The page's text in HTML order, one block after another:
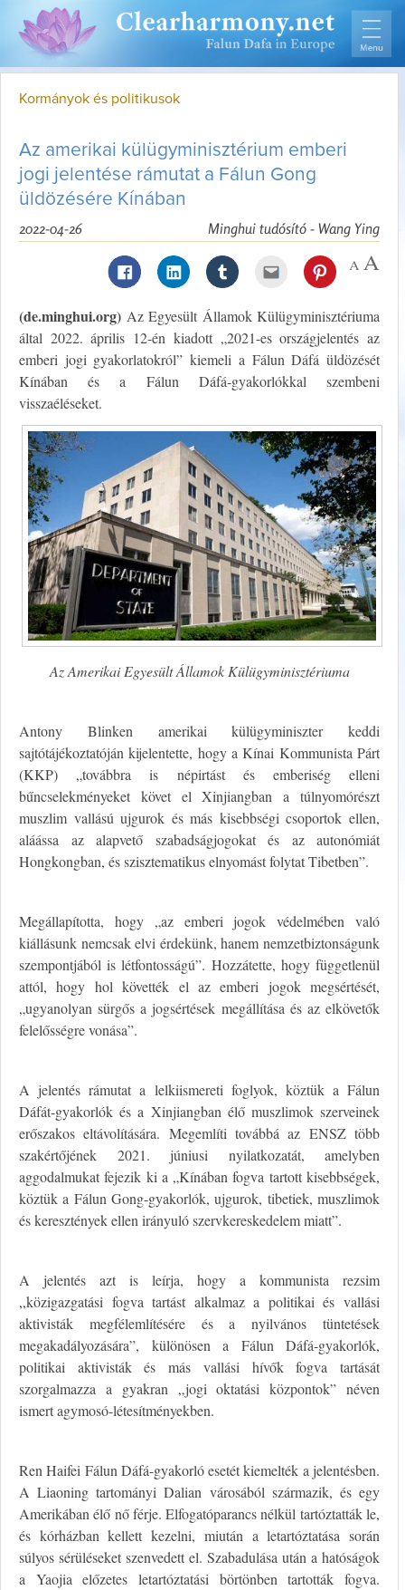
Kormányok és politikusok
Az amerikai külügyminisztérium emberi
jogi jelentése rámutat a Fálun Gong
üldözésére Kínában
Minghui tudósító - Wang Ying
2022-04-26
(de.minghui.org) Az Egyesült Államok Külügyminisztériuma
által 2022. április 12-én kiadott „2021-es országjelentés az
emberi jogi gyakorlatokról” kiemeli a Fálun Dáfá üldözését
Kínában és a Fálun Dáfá-gyakorlókkal szembeni
visszaéléseket.
Az Amerikai Egyesült Államok Külügyminisztériuma
Antony Blinken amerikai külügyminiszter keddi
sajtótájékoztatóján kijelentette, hogy a Kínai Kommunista Párt
(KKP) „továbbra is népirtást és emberiség elleni
bűncselekményeket követ el Xinjiangban a túlnyomórészt
muszlim vallású ujgurok és más kisebbségi csoportok ellen,
aláássa az alapvető szabadságjogokat és az autonómiát
Hongkongban, és szisztematikus elnyomást folytat Tibetben”.
Megállapította, hogy „az emberi jogok védelmében való
kiállásunk nemcsak elvi érdekünk, hanem nemzetbiztonságunk
szempontjából is létfontosságú”. Hozzátette, hogy függetlenül
attól, hogy hol követték el az emberi jogok megsértését,
„ugyanolyan sürgős a jogsértések megállítása és az elkövetők
felelősségre vonása”.
A jelentés rámutat a lelkiismereti foglyok, köztük a Fálun
Dáfát-gyakorlók és a Xinjiangban élő muszlimok szerveinek
erőszakos eltávolítására. Megemlíti továbbá az ENSZ több
szakértőjének 2021. júniusi nyilatkozatát, amelyben
aggodalmukat fejezik ki a „Kínában fogva tartott kisebbségek,
köztük a Fálun Gong-gyakorlók, ujgurok, tibetiek, muszlimok
és keresztények ellen irányuló szervkereskedelem miatt”.
A jelentés azt is leírja, hogy a kommunista rezsim
,,közigazgatási fogva tartást alkalmaz a politikai és vallási
aktivisták megfélemlítésére és a nyilvános tüntetések
megakadályozására”, különösen a Fálun Dáfá-gyakorlók,
politikai aktivisták és más vallási hívők fogva tartását
szorgalmazza a gyakran „jogi oktatási központok” néven
ismert agymosó-létesítményekben.
Ren Haifei Fálun Dáfá-gyakorló esetét kiemelték a jelentésben.
A Liaoning tartományi Dalian városából származik, és egy
Amerikában élő nő férje. Elfogatóparancs nélkül tartóztatták le,
és kórházban kellett kezelni, miután a letartóztatása során
súlyos sérüléseket szenvedett el. Szabadulása után a hatóságok
a Yaojia előzetes letartóztatási börtönben tartották fogva.